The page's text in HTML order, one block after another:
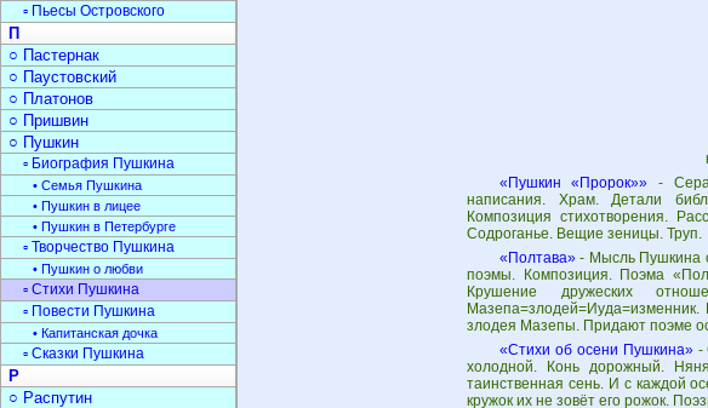
«Пушкин «Пророк»» -
написания. Храм. Детали
Композиция стихотворения.
Содроганье. Вещие зеницы. Труп.
«Полтава»- Мысль Пушкина
поэмы. Композиция. Поэма
Крушение дружеских
злодея Мазепы. Придают поэме
«Стихи об осени Пушкина»-
холодной. Конь дорожный.
таинственная сень. И с каждой
кружок их не зовёт его рожок.
▫ Пьесы Островского
П
○ Пастернак
○ Паустовский
○ Платонов
○ Пришвин
○ Пушкин
▫ Биография Пушкина
• Семья Пушкина
• Пушкин в лицее
• Пушкин в Петербурге
▫ Творчество Пушкина
• Пушкин о любви
▫ Стихи Пушкина
▫ Повести Пушкина
• Капитанская дочка
▫ Сказки Пушкина
Р
○ Распутин